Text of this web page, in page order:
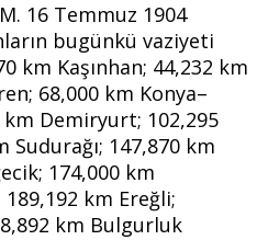
16 Temmuz 1904
bugünkü vaziyeti
km Kaşınhan; 44,232 km
68,000 km Konya–
km Demiryurt; 102,295
Sudurağı; 147,870 km
174,000 km
189,192 km Ereğli;
km Bulgurluk